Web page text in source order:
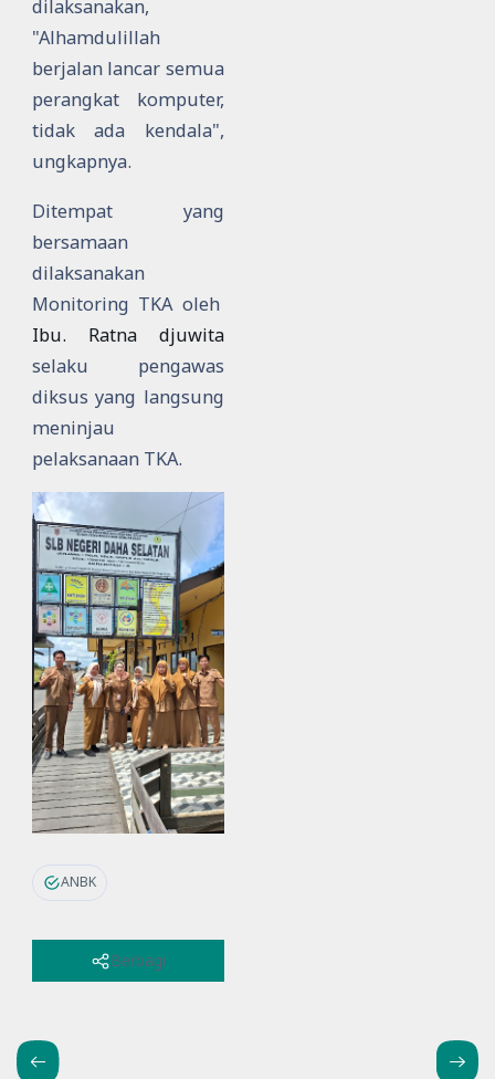
dilaksanakan,
"Alhamdulillah
berjalan lancar semua
perangkat komputer,
tidak ada kendala",
ungkapnya.
Ditempat yang
bersamaan
dilaksanakan
Monitoring TKA oleh
Ibu. Ratna djuwita
selaku pengawas
diksus yang langsung
meninjau
pelaksanaan TKA.
ANBK
Berbagi